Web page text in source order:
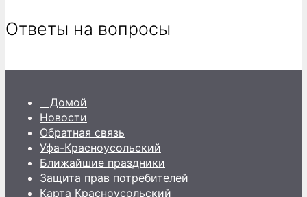
Ответы на вопросы
Домой
Новости
Обратная связь
Уфа-Красноусольский
Ближайшие праздники
Защита прав потребителей
Карта Красноусольский